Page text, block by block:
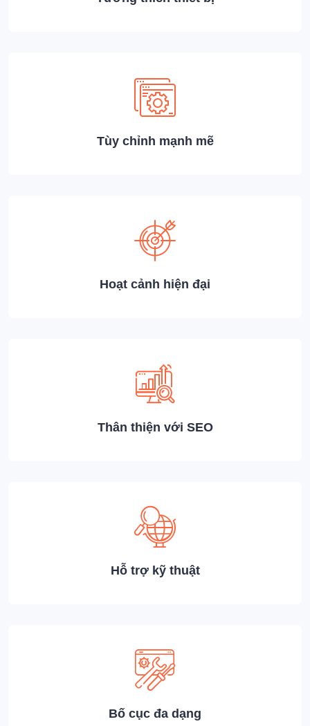
Tùy chỉnh mạnh mẽ
Hoạt cảnh hiện đại
Thân thiện với SEO
Hỗ trợ kỹ thuật
Bố cục đa dạng